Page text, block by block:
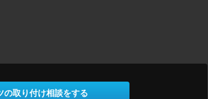
の取り付け相談をする